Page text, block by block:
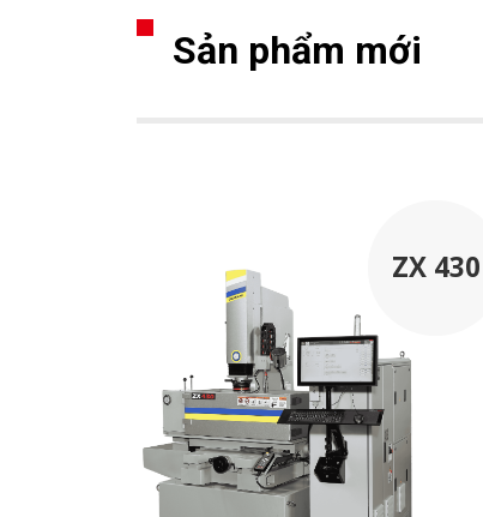
Sản phẩm mới
ZX 430